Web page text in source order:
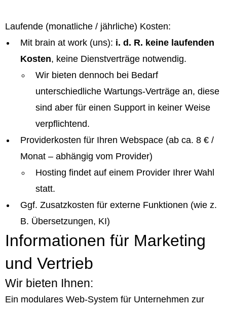
Laufende (monatliche / jährliche) Kosten:
Mit brain at work (uns): i. d. R. keine laufenden
Kosten, keine Dienstverträge notwendig.
Wir bieten dennoch bei Bedarf
unterschiedliche Wartungs-Verträge an, diese
sind aber für einen Support in keiner Weise
verpflichtend.
Providerkosten für Ihren Webspace (ab ca. 8 € /
Monat – abhängig vom Provider)
Hosting findet auf einem Provider Ihrer Wahl
statt.
Ggf. Zusatzkosten für externe Funktionen (wie z.
B. Übersetzungen, KI)
Informationen für Marketing
und Vertrieb
Wir bieten Ihnen:
Ein modulares Web-System für Unternehmen zur